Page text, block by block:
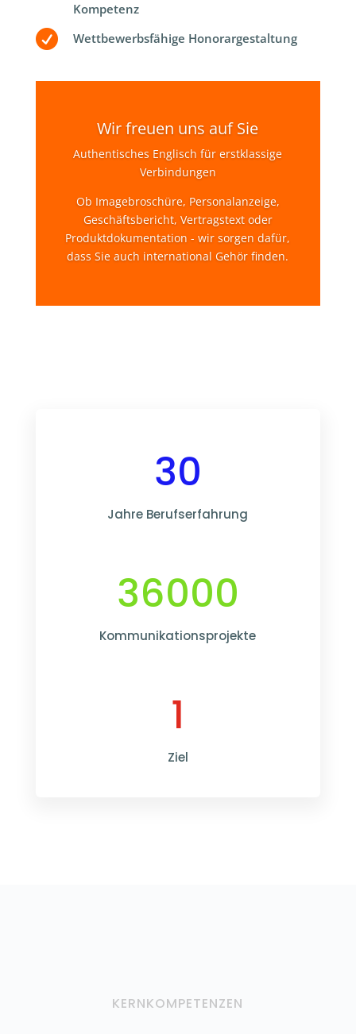
Kompetenz
 Wettbewerbsfähige Honorargestaltung
Wir freuen uns auf Sie
Authentisches Englisch für erstklassige
Verbindungen
Ob Imagebroschüre, Personalanzeige,
Geschäftsbericht, Vertragstext oder
Produktdokumentation - wir sorgen dafür,
dass Sie auch international Gehör finden.
30
Jahre Berufserfahrung
36000
Kommunikationsprojekte
1
Ziel
KERNKOMPETENZEN